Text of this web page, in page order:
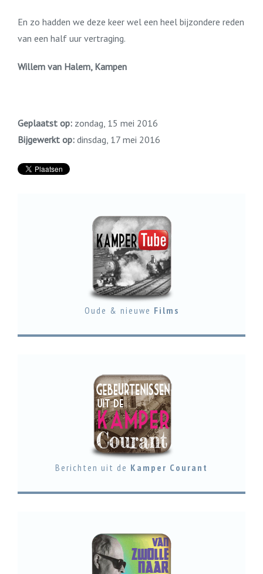
En zo hadden we deze keer wel een heel bijzondere reden
van een half uur vertraging.
Willem van Halem, Kampen
Geplaatst op: zondag, 15 mei 2016
Bijgewerkt op: dinsdag, 17 mei 2016
Oude & nieuwe Films
Berichten uit de Kamper Courant